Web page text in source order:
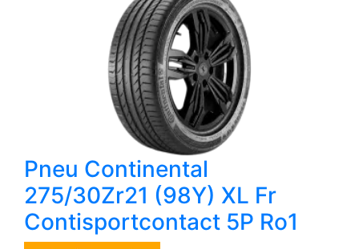
Pneu Continental
275/30Zr21 (98Y) XL Fr
Contisportcontact 5P Ro1